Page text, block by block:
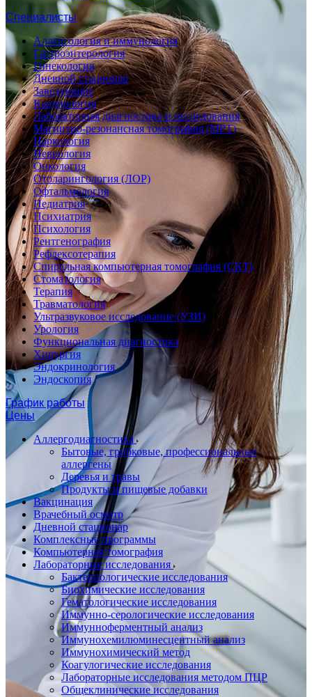
Специалисты
Аллергология и иммунология
Гастроэнтерология
Гинекология
Дневной стационар
Заведующие
Кардиология
Лабораторная диагностика и исследования
Магнитно-резонансная томография (МРТ)
Наркология
Неврология
Онкология
Отоларингология (ЛОР)
Офтальмология
Педиатрия
Психиатрия
Психология
Рентгенография
Рефлексотерапия
Спиральная компьютерная томография (СКТ)
Стоматология
Терапия
Травматология
Ультразвуковое исследование (УЗИ)
Урология
Функциональная диагностика
Хирургия
Эндокринология
Эндоскопия
График работы
Цены
Аллергодиагностика
Бытовые, грибковые, профессиональные
аллергены
Деревья и травы
Продукты и пищевые добавки
Вакцинация
Врачебный осмотр
Дневной стационар
Комплексные программы
Компьютерная томография
Лабораторные исследования
Бактериологические исследования
Биохимические исследования
Гематологические исследования
Иммунно-серологические исследования
Иммунноферментный анализ
Иммунохемилюминесцентный анализ
Иммунохимический метод
Коагулогические исследования
Лабораторные исследования методом ПЦР
Общеклинические исследования